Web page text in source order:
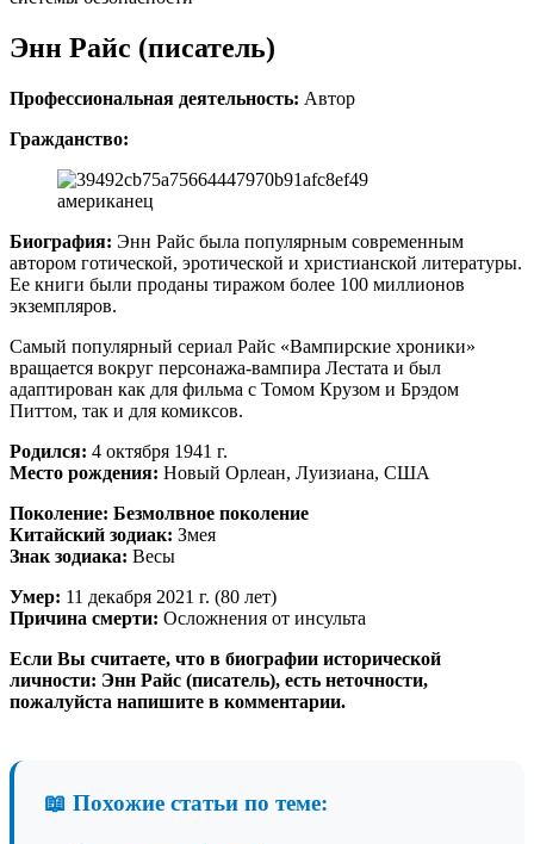
Энн Райс (писатель)
Профессиональная деятельность: Автор
Гражданство:
американец
Биография: Энн Райс была популярным современным
автором готической, эротической и христианской литературы.
Ее книги были проданы тиражом более 100 миллионов
экземпляров.
Самый популярный сериал Райс «Вампирские хроники»
вращается вокруг персонажа-вампира Лестата и был
адаптирован как для фильма с Томом Крузом и Брэдом
Питтом, так и для комиксов.
Родился: 4 октября 1941 г.
Место рождения: Новый Орлеан, Луизиана, США
Поколение: Безмолвное поколение
Китайский зодиак: Змея
Знак зодиака: Весы
Умер: 11 декабря 2021 г. (80 лет)
Причина смерти: Осложнения от инсульта
Если Вы считаете, что в биографии исторической
личности: Энн Райс (писатель), есть неточности,
пожалуйста напишите в комментарии.
📖 Похожие статьи по теме: